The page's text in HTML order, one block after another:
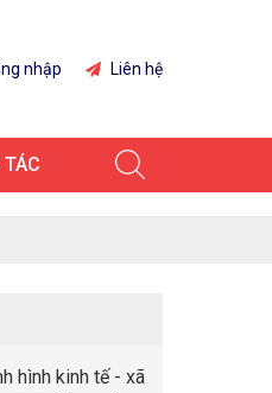
nhập Liên hệ
hình kinh tế - xã